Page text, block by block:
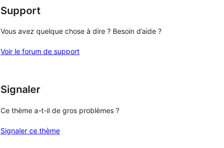
Support
Vous avez quelque chose à dire ? Besoin d’aide ?
Voir le forum de support
Signaler
Ce thème a-t-il de gros problèmes ?
Signaler ce thème